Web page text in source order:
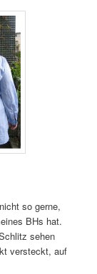
so gerne,
BHs hat.
sehen
versteckt, auf